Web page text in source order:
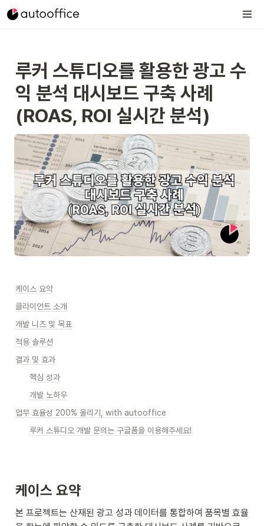
루커 스튜디오를 활용한 광고 수
익 분석 대시보드 구축 사례
(ROAS, ROI 실시간 분석)
케이스 요약
클라이언트 소개
개발 니즈 및 목표
적용 솔루션
결과 및 효과
핵심 성과
개발 노하우
업무 효율성 200% 올리기, with autooffice
루커 스튜디오 개발 문의는 구글폼을 이용해주세요!
케이스 요약
본 프로젝트는 산재된 광고 성과 데이터를 통합하여 품목별 효율